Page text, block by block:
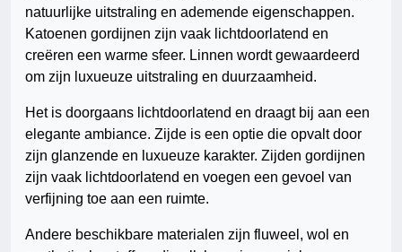
natuurlijke uitstraling en ademende eigenschappen.
Katoenen gordijnen zijn vaak lichtdoorlatend en
creëren een warme sfeer. Linnen wordt gewaardeerd
om zijn luxueuze uitstraling en duurzaamheid.
Het is doorgaans lichtdoorlatend en draagt bij aan een
elegante ambiance. Zijde is een optie die opvalt door
zijn glanzende en luxueuze karakter. Zijden gordijnen
zijn vaak lichtdoorlatend en voegen een gevoel van
verfijning toe aan een ruimte.
Andere beschikbare materialen zijn fluweel, wol en